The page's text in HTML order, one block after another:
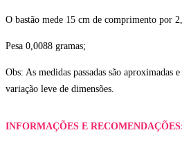
O bastão mede 15 cm de comprimento por
Pesa 0,0088 gramas;
Obs: As medidas passadas são aproximadas
variação leve de dimensões.
INFORMAÇÕES E